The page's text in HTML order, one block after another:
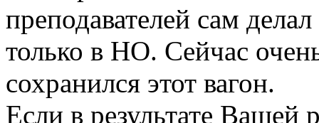
преподавателей сам
только в НО. Сейчас
сохранился этот вагон.
Если в результате Вашей